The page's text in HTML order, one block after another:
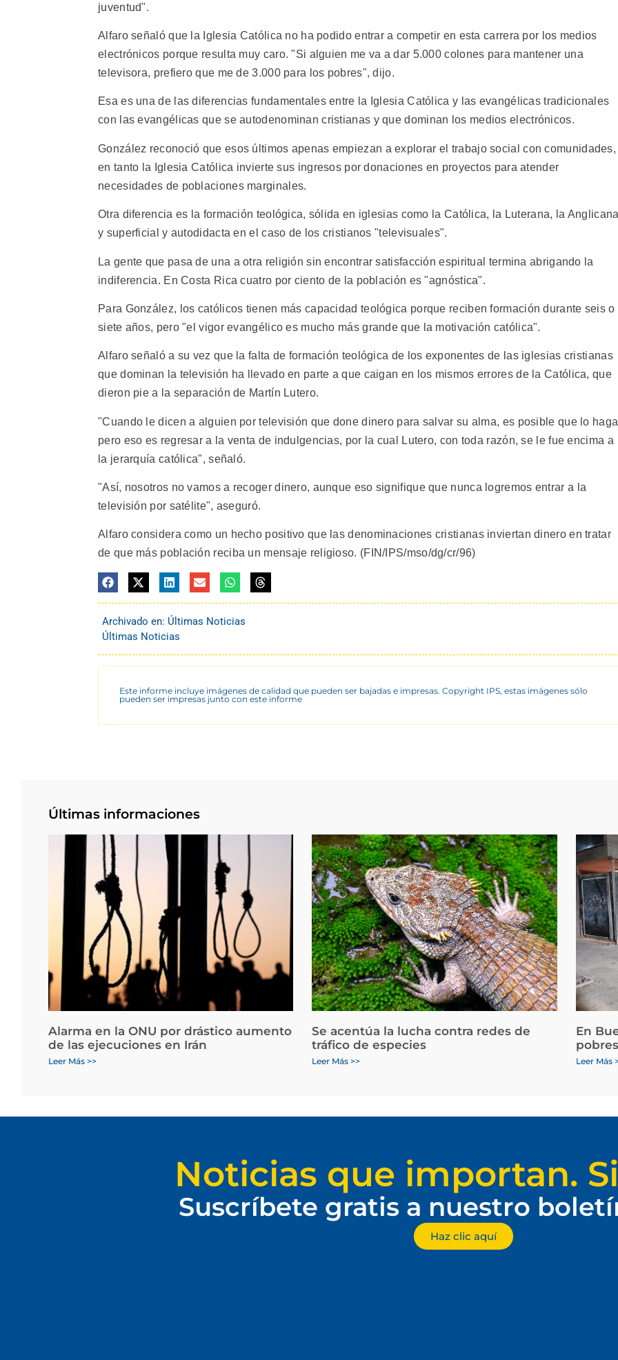
juventud".
Alfaro señaló que la Iglesia Católica no ha podido entrar a competir en esta carrera por los medios
electrónicos porque resulta muy caro. "Si alguien me va a dar 5.000 colones para mantener una
televisora, prefiero que me de 3.000 para los pobres", dijo.
Esa es una de las diferencias fundamentales entre la Iglesia Católica y las evangélicas tradicionales
con las evangélicas que se autodenominan cristianas y que dominan los medios electrónicos.
González reconoció que esos últimos apenas empiezan a explorar el trabajo social con comunidades,
en tanto la Iglesia Católica invierte sus ingresos por donaciones en proyectos para atender
necesidades de poblaciones marginales.
Otra diferencia es la formación teológica, sólida en iglesias como la Católica, la Luterana, la
y superficial y autodidacta en el caso de los cristianos "televisuales".
La gente que pasa de una a otra religión sin encontrar satisfacción espiritual termina abrigando la
indiferencia. En Costa Rica cuatro por ciento de la población es "agnóstica".
Para González, los católicos tienen más capacidad teológica porque reciben formación durante seis o
siete años, pero "el vigor evangélico es mucho más grande que la motivación católica".
Alfaro señaló a su vez que la falta de formación teológica de los exponentes de las iglesias cristianas
que dominan la televisión ha llevado en parte a que caigan en los mismos errores de la Católica, que
dieron pie a la separación de Martín Lutero.
"Cuando le dicen a alguien por televisión que done dinero para salvar su alma, es posible que lo
pero eso es regresar a la venta de indulgencias, por la cual Lutero, con toda razón, se le fue encima a
la jerarquía católica", señaló.
"Así, nosotros no vamos a recoger dinero, aunque eso signifique que nunca logremos entrar a la
televisión por satélite", aseguró.
Alfaro considera como un hecho positivo que las denominaciones cristianas inviertan dinero en tratar
de que más población reciba un mensaje religioso. (FIN/IPS/mso/dg/cr/96)
Archivado en: Últimas Noticias
Últimas Noticias
Este informe incluye imágenes de calidad que pueden ser bajadas e impresas. Copyright IPS, estas imágenes sólo
pueden ser impresas junto con este informe
Últimas informaciones
Alarma en la ONU por drástico aumento
de las ejecuciones en Irán
Leer Más >>
Se acentúa la lucha contra redes de
tráfico de especies
Leer Más >>
En
Leer Más
Noticias que importan.
Suscríbete gratis a nuestro
Haz clic aquí